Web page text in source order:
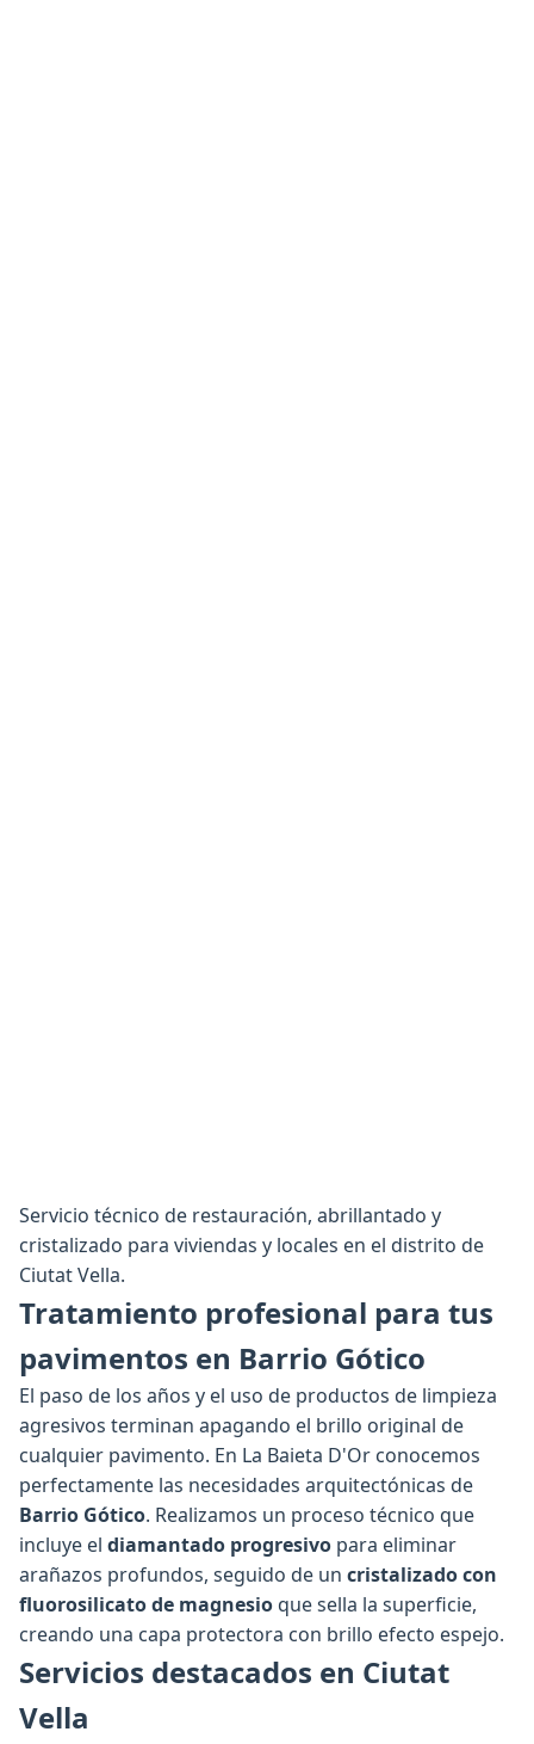
Servicio técnico de restauración, abrillantado y
cristalizado para viviendas y locales en el distrito de
Ciutat Vella.
Tratamiento profesional para tus
pavimentos en Barrio Gótico
El paso de los años y el uso de productos de limpieza
agresivos terminan apagando el brillo original de
cualquier pavimento. En La Baieta D'Or conocemos
perfectamente las necesidades arquitectónicas de
Barrio Gótico. Realizamos un proceso técnico que
incluye el diamantado progresivo para eliminar
arañazos profundos, seguido de un cristalizado con
fluorosilicato de magnesioque sella la superficie,
creando una capa protectora con brillo efecto espejo.
Servicios destacados en Ciutat
Vella